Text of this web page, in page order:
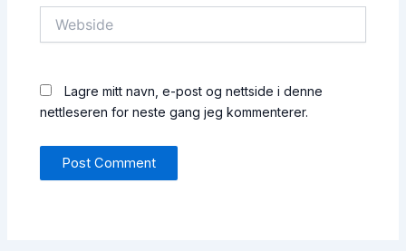
Lagre mitt navn, e-post og nettside i denne
nettleseren for neste gang jeg kommenterer.